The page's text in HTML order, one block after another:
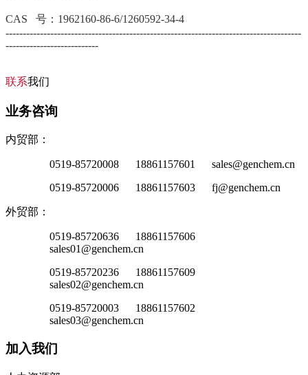
CAS 号：1962160-86-6/1260592-34-4
--------------------------------------------------------------------------------------
---------------------------
联系我们
业务咨询
内贸部：
0519-85720008 18861157601 sales@genchem.cn
0519-85720006 18861157603 fj@genchem.cn
外贸部：
0519-85720636 18861157606
sales01@genchem.cn
0519-85720236 18861157609
sales02@genchem.cn
0519-85720003 18861157602
sales03@genchem.cn
加入我们